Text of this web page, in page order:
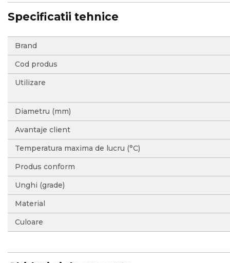
Specificatii tehnice
More
Information
Brand
Cod produs
Utilizare
Diametru (mm)
Avantaje client
Temperatura maxima de lucru (°C)
Produs conform
Unghi (grade)
Material
Culoare